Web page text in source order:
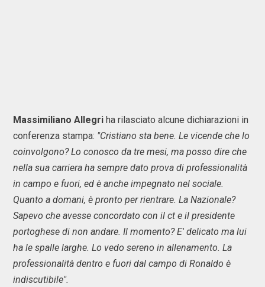
Massimiliano Allegri ha rilasciato alcune dichiarazioni in
conferenza stampa: "Cristiano sta bene. Le vicende che lo
coinvolgono? Lo conosco da tre mesi, ma posso dire che
nella sua carriera ha sempre dato prova di professionalità
in campo e fuori, ed è anche impegnato nel sociale.
Quanto a domani, è pronto per rientrare. La Nazionale?
Sapevo che avesse concordato con il ct e il presidente
portoghese di non andare. Il momento? E' delicato ma lui
ha le spalle larghe. Lo vedo sereno in allenamento. La
professionalità dentro e fuori dal campo di Ronaldo è
indiscutibile".